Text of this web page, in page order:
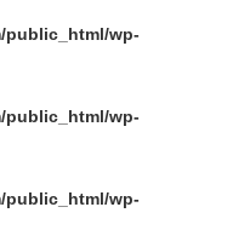
public_html/wp-
public_html/wp-
public_html/wp-